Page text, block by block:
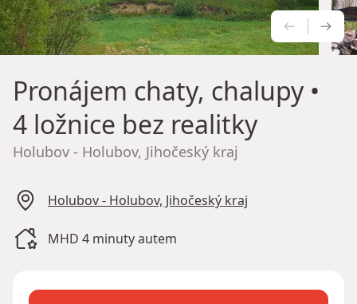
Pronájem chaty, chalupy•
4 ložnice bez realitky
Holubov - Holubov, Jihočeský kraj
Holubov - Holubov, Jihočeský kraj
MHD 4 minuty autem